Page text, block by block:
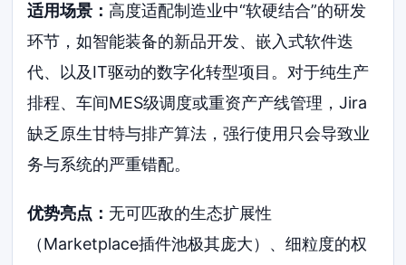
适用场景：高度适配制造业中“软硬结合”的研发
环节，如智能装备的新品开发、嵌入式软件迭
代、以及IT驱动的数字化转型项目。对于纯生产
排程、车间MES级调度或重资产产线管理，Jira
缺乏原生甘特与排产算法，强行使用只会导致业
务与系统的严重错配。
优势亮点： 无可匹敌的生态扩展性
（Marketplace插件池极其庞大）、细粒度的权